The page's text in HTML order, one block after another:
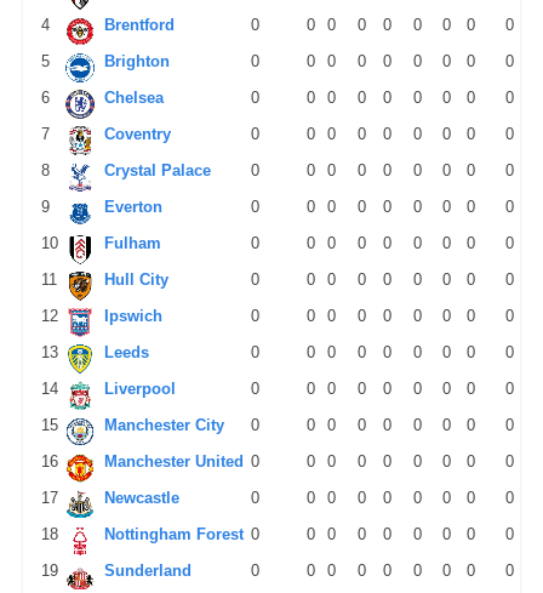
4 Brentford 0 0 0 0 0 0 0 0
0
5
Brighton 0 0 0 0 0 0 0 0
0
6
Chelsea 0 0 0 0 0 0 0 0
0
7
Coventry 0 0 0 0 0 0 0 0
0
8
Crystal Palace 0 0 0 0 0 0 0 0
0
9
Everton 0 0 0 0 0 0 0 0
0
10
Fulham 0 0 0 0 0 0 0 0
0
11
Hull City 0 0 0 0 0 0 0 0
0
12
Ipswich 0 0 0 0 0 0 0 0
0
13
Leeds 0 0 0 0 0 0 0 0
0
14
Liverpool 0 0 0 0 0 0 0 0
0
15
Manchester City 0 0 0 0 0 0 0 0
0
16
Manchester United 0 0 0 0 0 0 0 0
0
17
Newcastle 0 0 0 0 0 0 0 0
0
18
Nottingham Forest 0 0 0 0 0 0 0 0
0
19
Sunderland 0 0 0 0 0 0 0 0
0